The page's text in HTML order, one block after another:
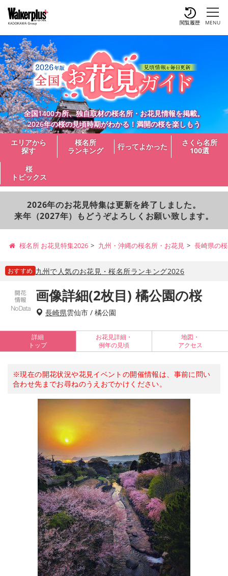
MENU
閲覧履歴
全国1400カ所、独自取材の桜名所・お花見情報を掲載。
2026年の桜の見頃時期がわかる！満開の桜を楽しもう
エリアから
探す
桜名所
ランキング
行ってよかった
さくら名所
100選
桜
トピックス
2026年のお花見特集は更新を終了しました。
来年（2027年）もどうぞよろしくお願い致します。
桜名所 お花見特集2026 九州・沖縄の桜名所・お花見 長崎県の
おすすめ 九州で人気のお花見・桜名所ランキング2026
画像詳細(2枚目) 橘公園の桜
長崎県雲仙市 / 橘公園
詳細
トップ
お花見詳細・
例年の見頃
地図・
アクセス
※現在の開花状況や花見イベントの開催情報は、事前に問い
合わせ先までお尋ねのうえおでかけください。